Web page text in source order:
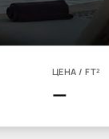
ЦЕНА / FT²
—